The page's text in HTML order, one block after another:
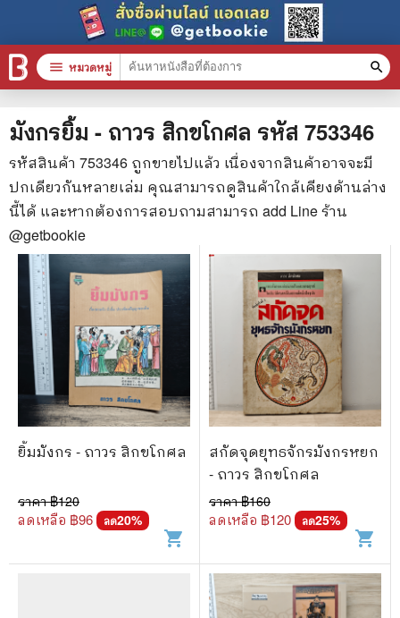
มังกรยิ้ม - ถาวร สิกขโกศล รหัส 753346
รหัสสินค้า 753346 ถูกขายไปแล้ว เนื่องจากสินค้าอาจจะมี
ปกเดียวกันหลายเล่ม คุณสามารถดูสินค้าใกล้เคียงด้านล่าง
นี้ได้ และหากต้องการสอบถามสามารถ add Line ร้าน
@getbookie
ยิ้มมังกร - ถาวร สิกขโกศล
ราคา ฿120
ลดเหลือ ฿96 ลด20%
shopping_cart
สกัดจุดยุทธจักรมังกรหยก
- ถาวร สิกขโกศล
ราคา ฿160
ลดเหลือ ฿120 ลด25%
shopping_cart
menu หมวดหมู่ search
หมวดหมู่สินค้า clear
หนังสือทั้งหมด
stars สินค้าใช้เฉพาะแต้มเท่านั้น
📚 หนังสือทั่วไป
🦄 วรรณกรรม นิยาย เรื่องสั้น
🎓 การศึกษา
😼 หนังสือการ์ตูน
🐲 หนังสือเด็ก
📕 นิตยสาร
🎲 Board Game